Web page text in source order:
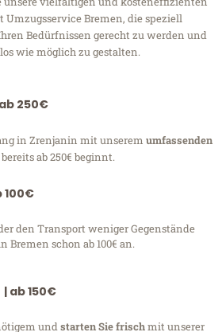
Umzugsservice Bremen, die speziell
Bedürfnissen gerecht zu werden und
wie möglich zu gestalten.
250€
in Zrenjanin mit unserem umfassenden
ab 250€ beginnt.
100€
den Transport weniger Gegenstände
Bremen schon ab 100€ an.
| ab 150€
undstarten Sie frischmit unserer